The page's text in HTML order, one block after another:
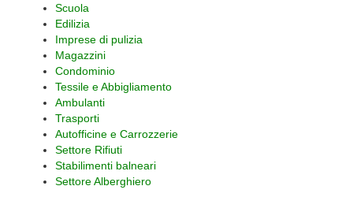
Scuola
Edilizia
Imprese di pulizia
Magazzini
Condominio
Tessile e Abbigliamento
Ambulanti
Trasporti
Autofficine e Carrozzerie
Settore Rifiuti
Stabilimenti balneari
Settore Alberghiero